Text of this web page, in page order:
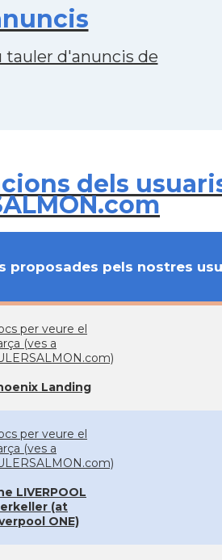
tauler d'anuncis de
dels
proposades pels nostres
per veure el
(ves a
Landing
per veure el
(ves a
LIVERPOOL
(at
ONE)